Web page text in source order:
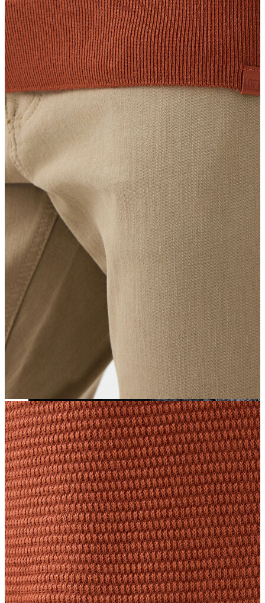
Yeni Sezon
Yeni Sezon
KADIN
KADIN
Jean Pantolon
Pantolon
Sweatshirt
Gömlek
Bluz